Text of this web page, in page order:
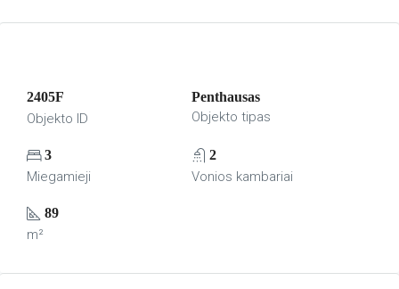
2405F
Objekto ID
Penthausas
Objekto tipas
3
Miegamieji
2
Vonios kambariai
89
m²